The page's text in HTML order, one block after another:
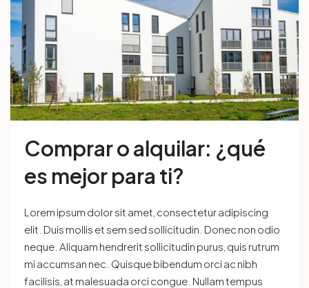
Comprar o alquilar: ¿qué
es mejor para ti?
Lorem ipsum dolor sit amet, consectetur adipiscing
elit. Duis mollis et sem sed sollicitudin. Donec non odio
neque. Aliquam hendrerit sollicitudin purus, quis rutrum
mi accumsan nec. Quisque bibendum orci ac nibh
facilisis, at malesuada orci congue. Nullam tempus